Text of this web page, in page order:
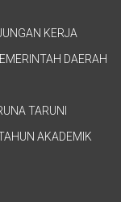
KERJA
DAERAH
TARUNI
AKADEMIK